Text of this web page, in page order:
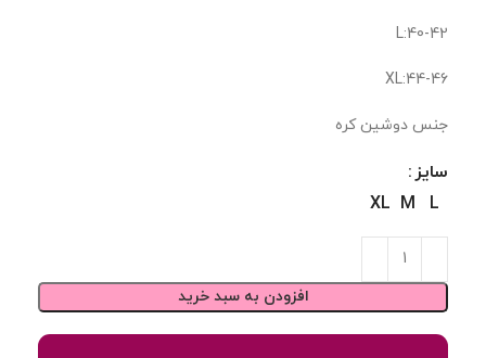
L:40-42
XL:44-46
جنس دوشین کره
سایز
L
M
XL
افزودن به سبد خرید